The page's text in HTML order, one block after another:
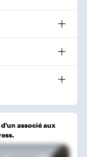
associé aux